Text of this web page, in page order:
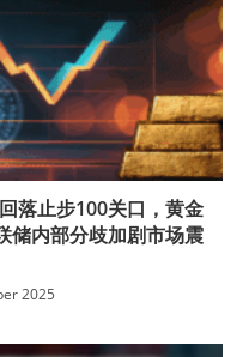
落止步100关口，黄金
储内部分歧加剧市场震
2025